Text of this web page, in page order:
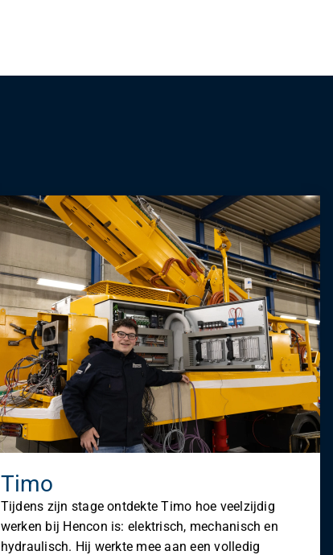
Timo
Tijdens zijn stage ontdekte Timo hoe veelzijdig
werken bij Hencon is: elektrisch, mechanisch en
hydraulisch. Hij werkte mee aan een volledig